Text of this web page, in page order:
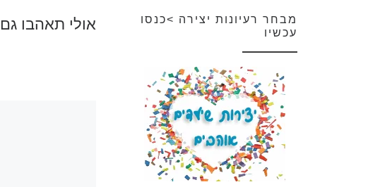
אולי תאהבו גם
מבחר רעיונות יצירה >כנסו
עכשיו